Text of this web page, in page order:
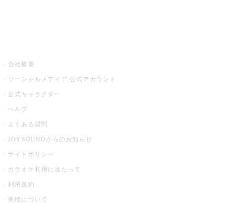
会社概要
ソーシャルメディア 公式アカウント
公式キャラクター
ヘルプ
よくある質問
JOYSOUNDからのお知らせ
サイトポリシー
カラオケ利用に当たって
利用規約
商標について